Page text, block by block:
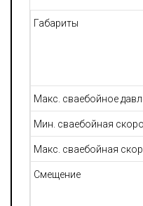
Габариты
Макс. сваебойное
Мин. сваебойная
Макс. сваебойная
Смещение